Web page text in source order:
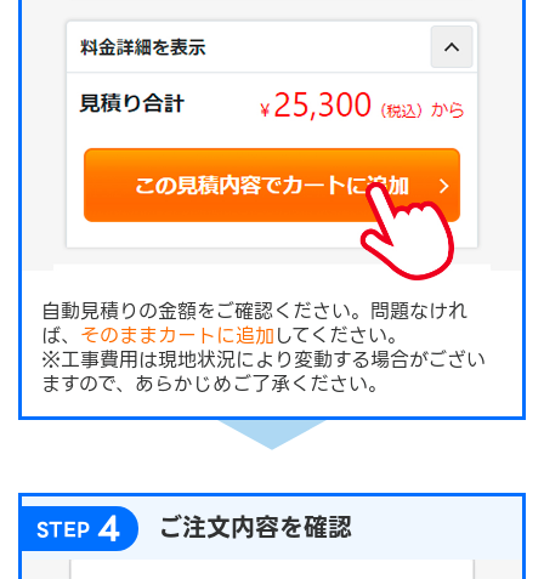
自動見積りの金額をご確認ください。問題なけれ
ば、 そのままカートに追加してください。
※工事費用は現地状況により変動する場合がござい
ますので、あらかじめご了承ください。
STEP 4 ご注文内容を確認